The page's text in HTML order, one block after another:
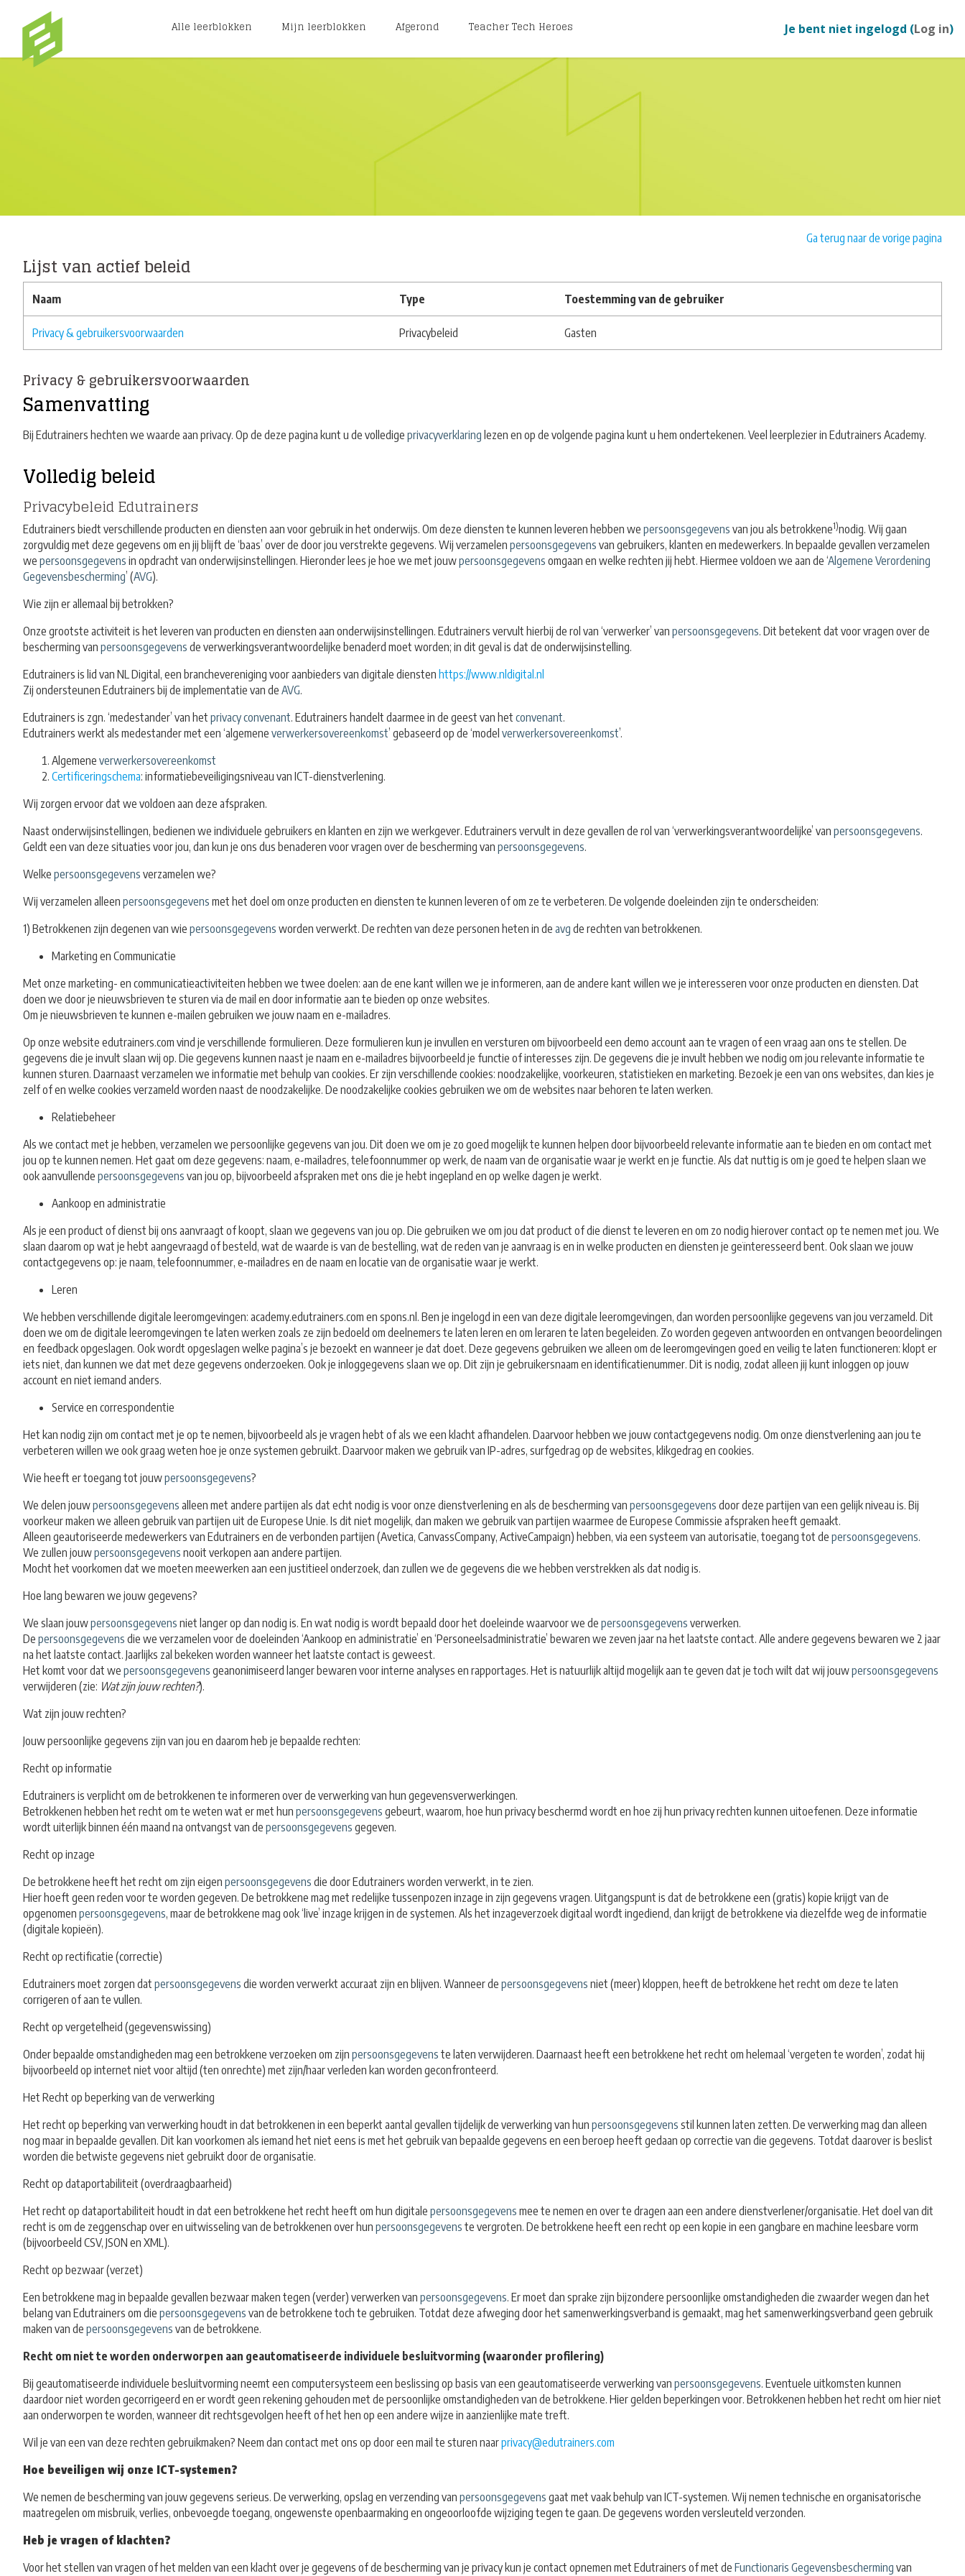
Ga naar hoofdinhoud
Alle leerblokken Mijn leerblokken Afgerond Teacher Tech Heroes Je bent niet ingelogd (Log in)
Ga terug naar de vorige pagina
Lijst van actief beleid
Naam Type Toestemming van de gebruiker
Privacy & gebruikersvoorwaarden Privacybeleid Gasten
Privacy & gebruikersvoorwaarden
Samenvatting
Bij Edutrainers hechten we waarde aan privacy. Op de deze pagina kunt u de volledige privacyverklaring lezen en op de volgende pagina kunt u hem ondertekenen. Veel leerplezier in Edutrainers Academy.
Volledig beleid
Privacybeleid Edutrainers
Edutrainers biedt verschillende producten en diensten aan voor gebruik in het onderwijs. Om deze diensten te kunnen leveren hebben we persoonsgegevens van jou als betrokkene1)nodig. Wij gaan
zorgvuldig met deze gegevens om en jij blijft de ‘baas’ over de door jou verstrekte gegevens. Wij verzamelen persoonsgegevens van gebruikers, klanten en medewerkers. In bepaalde gevallen verzamelen
we persoonsgegevens in opdracht van onderwijsinstellingen. Hieronder lees je hoe we met jouwpersoonsgegevens omgaan en welke rechten jij hebt. Hiermee voldoen we aan de ‘Algemene Verordening
Gegevensbescherming’ (AVG).
Wie zijn er allemaal bij betrokken?
Onze grootste activiteit is het leveren van producten en diensten aan onderwijsinstellingen. Edutrainers vervult hierbij de rol van ‘verwerker’ van persoonsgegevens. Dit betekent dat voor vragen over de
bescherming van persoonsgegevens de verwerkingsverantwoordelijke benaderd moet worden; in dit geval is dat de onderwijsinstelling.
Edutrainers is lid van NL Digital, een branchevereniging voor aanbieders van digitale diensten https://www.nldigital.nl
Zij ondersteunen Edutrainers bij de implementatie van de AVG.
Edutrainers is zgn. ‘medestander’ van het privacy convenant. Edutrainers handelt daarmee in de geest van het convenant.
Edutrainers werkt als medestander met een ‘algemene verwerkersovereenkomst’ gebaseerd op de ‘model verwerkersovereenkomst’.
Algemene verwerkersovereenkomst
Certificeringschema: informatiebeveiligingsniveau van ICT-dienstverlening.
Wij zorgen ervoor dat we voldoen aan deze afspraken.
Naast onderwijsinstellingen, bedienen we individuele gebruikers en klanten en zijn we werkgever. Edutrainers vervult in deze gevallen de rol van ‘verwerkingsverantwoordelijke’ van persoonsgegevens.
Geldt een van deze situaties voor jou, dan kun je ons dus benaderen voor vragen over de bescherming van persoonsgegevens.
Welke persoonsgegevens verzamelen we?
Wij verzamelen alleen persoonsgegevens met het doel om onze producten en diensten te kunnen leveren of om ze te verbeteren. De volgende doeleinden zijn te onderscheiden:
1) Betrokkenen zijn degenen van wie persoonsgegevens worden verwerkt. De rechten van deze personen heten in de avg de rechten van betrokkenen.
Marketing en Communicatie
Met onze marketing- en communicatieactiviteiten hebben we twee doelen: aan de ene kant willen we je informeren, aan de andere kant willen we je interesseren voor onze producten en diensten. Dat
doen we door je nieuwsbrieven te sturen via de mail en door informatie aan te bieden op onze websites.
Om je nieuwsbrieven te kunnen e-mailen gebruiken we jouw naam en e-mailadres.
Op onze website edutrainers.com vind je verschillende formulieren. Deze formulieren kun je invullen en versturen om bijvoorbeeld een demo account aan te vragen of een vraag aan ons te stellen. De
gegevens die je invult slaan wij op. Die gegevens kunnen naast je naam en e-mailadres bijvoorbeeld je functie of interesses zijn. De gegevens die je invult hebben we nodig om jou relevante informatie te
kunnen sturen. Daarnaast verzamelen we informatie met behulp van cookies. Er zijn verschillende cookies: noodzakelijke, voorkeuren, statistieken en marketing. Bezoek je een van ons websites, dan kies je
zelf of en welke cookies verzameld worden naast de noodzakelijke. De noodzakelijke cookies gebruiken we om de websites naar behoren te laten werken.
Relatiebeheer
Als we contact met je hebben, verzamelen we persoonlijke gegevens van jou. Dit doen we om je zo goed mogelijk te kunnen helpen door bijvoorbeeld relevante informatie aan te bieden en om contact met
jou op te kunnen nemen. Het gaat om deze gegevens: naam, e-mailadres, telefoonnummer op werk, de naam van de organisatie waar je werkt en je functie. Als dat nuttig is om je goed te helpen slaan we
ook aanvullende persoonsgegevens van jou op, bijvoorbeeld afspraken met ons die je hebt ingepland en op welke dagen je werkt.
Aankoop en administratie
Als je een product of dienst bij ons aanvraagt of koopt, slaan we gegevens van jou op. Die gebruiken we om jou dat product of die dienst te leveren en om zo nodig hierover contact op te nemen met jou. We
slaan daarom op wat je hebt aangevraagd of besteld, wat de waarde is van de bestelling, wat de reden van je aanvraag is en in welke producten en diensten je geïnteresseerd bent. Ook slaan we jouw
contactgegevens op: je naam, telefoonnummer, e-mailadres en de naam en locatie van de organisatie waar je werkt.
Leren
We hebben verschillende digitale leeromgevingen: academy.edutrainers.com en spons.nl. Ben je ingelogd in een van deze digitale leeromgevingen, dan worden persoonlijke gegevens van jou verzameld. Dit
doen we om de digitale leeromgevingen te laten werken zoals ze zijn bedoeld om deelnemers te laten leren en om leraren te laten begeleiden. Zo worden gegeven antwoorden en ontvangen beoordelingen
en feedback opgeslagen. Ook wordt opgeslagen welke pagina’s je bezoekt en wanneer je dat doet. Deze gegevens gebruiken we alleen om de leeromgevingen goed en veilig te laten functioneren: klopt er
iets niet, dan kunnen we dat met deze gegevens onderzoeken. Ook je inloggegevens slaan we op. Dit zijn je gebruikersnaam en identificatienummer. Dit is nodig, zodat alleen jij kunt inloggen op jouw
account en niet iemand anders.
Service en correspondentie
Het kan nodig zijn om contact met je op te nemen, bijvoorbeeld als je vragen hebt of als we een klacht afhandelen. Daarvoor hebben we jouw contactgegevens nodig. Om onze dienstverlening aan jou te
verbeteren willen we ook graag weten hoe je onze systemen gebruikt. Daarvoor maken we gebruik van IP-adres, surfgedrag op de websites, klikgedrag en cookies.
Wie heeft er toegang tot jouwpersoonsgegevens?
We delen jouwpersoonsgegevens alleen met andere partijen als dat echt nodig is voor onze dienstverlening en als de bescherming van persoonsgegevens door deze partijen van een gelijk niveau is. Bij
voorkeur maken we alleen gebruik van partijen uit de Europese Unie. Is dit niet mogelijk, dan maken we gebruik van partijen waarmee de Europese Commissie afspraken heeft gemaakt.
Alleen geautoriseerde medewerkers van Edutrainers en de verbonden partijen (Avetica, CanvassCompany, ActiveCampaign) hebben, via een systeem van autorisatie, toegang tot de persoonsgegevens.
We zullen jouwpersoonsgegevens nooit verkopen aan andere partijen.
Mocht het voorkomen dat we moeten meewerken aan een justitieel onderzoek, dan zullen we de gegevens die we hebben verstrekken als dat nodig is.
Hoe lang bewaren we jouw gegevens?
We slaan jouwpersoonsgegevens niet langer op dan nodig is. En wat nodig is wordt bepaald door het doeleinde waarvoor we de persoonsgegevens verwerken.
De persoonsgegevens die we verzamelen voor de doeleinden ‘Aankoop en administratie’ en ‘Personeelsadministratie’ bewaren we zeven jaar na het laatste contact. Alle andere gegevens bewaren we 2 jaar
na het laatste contact. Jaarlijks zal bekeken worden wanneer het laatste contact is geweest.
Het komt voor dat we persoonsgegevens geanonimiseerd langer bewaren voor interne analyses en rapportages. Het is natuurlijk altijd mogelijk aan te geven dat je toch wilt dat wij jouwpersoonsgegevens
verwijderen (zie: Wat zijn jouw rechten?).
Wat zijn jouw rechten?
Jouw persoonlijke gegevens zijn van jou en daarom heb je bepaalde rechten:
Recht op informatie
Edutrainers is verplicht om de betrokkenen te informeren over de verwerking van hun gegevensverwerkingen.
Betrokkenen hebben het recht om te weten wat er met hun persoonsgegevens gebeurt, waarom, hoe hun privacy beschermd wordt en hoe zij hun privacy rechten kunnen uitoefenen. Deze informatie
wordt uiterlijk binnen één maand na ontvangst van de persoonsgegevens gegeven.
Recht op inzage
De betrokkene heeft het recht om zijn eigen persoonsgegevens die door Edutrainers worden verwerkt, in te zien.
Hier hoeft geen reden voor te worden gegeven. De betrokkene mag met redelijke tussenpozen inzage in zijn gegevens vragen. Uitgangspunt is dat de betrokkene een (gratis) kopie krijgt van de
opgenomen persoonsgegevens, maar de betrokkene mag ook ‘live’ inzage krijgen in de systemen. Als het inzageverzoek digitaal wordt ingediend, dan krijgt de betrokkene via diezelfde weg de informatie
(digitale kopieën).
Recht op rectificatie (correctie)
Edutrainers moet zorgen dat persoonsgegevens die worden verwerkt accuraat zijn en blijven. Wanneer de persoonsgegevens niet (meer) kloppen, heeft de betrokkene het recht om deze te laten
corrigeren of aan te vullen.
Recht op vergetelheid (gegevenswissing)
Onder bepaalde omstandigheden mag een betrokkene verzoeken om zijn persoonsgegevens te laten verwijderen. Daarnaast heeft een betrokkene het recht om helemaal ‘vergeten te worden’, zodat hij
bijvoorbeeld op internet niet voor altijd (ten onrechte) met zijn/haar verleden kan worden geconfronteerd.
Het Recht op beperking van de verwerking
Het recht op beperking van verwerking houdt in dat betrokkenen in een beperkt aantal gevallen tijdelijk de verwerking van hun persoonsgegevens stil kunnen laten zetten. De verwerking mag dan alleen
nog maar in bepaalde gevallen. Dit kan voorkomen als iemand het niet eens is met het gebruik van bepaalde gegevens en een beroep heeft gedaan op correctie van die gegevens. Totdat daarover is beslist
worden die betwiste gegevens niet gebruikt door de organisatie.
Recht op dataportabiliteit (overdraagbaarheid)
Het recht op dataportabiliteit houdt in dat een betrokkene het recht heeft om hun digitale persoonsgegevens mee te nemen en over te dragen aan een andere dienstverlener/organisatie. Het doel van dit
recht is om de zeggenschap over en uitwisseling van de betrokkenen over hun persoonsgegevens te vergroten. De betrokkene heeft een recht op een kopie in een gangbare en machine leesbare vorm
(bijvoorbeeld CSV, JSON en XML).
Recht op bezwaar (verzet)
Een betrokkene mag in bepaalde gevallen bezwaar maken tegen (verder) verwerken van persoonsgegevens. Er moet dan sprake zijn bijzondere persoonlijke omstandigheden die zwaarder wegen dan het
belang van Edutrainers om die persoonsgegevens van de betrokkene toch te gebruiken. Totdat deze afweging door het samenwerkingsverband is gemaakt, mag het samenwerkingsverband geen gebruik
maken van de persoonsgegevens van de betrokkene.
Recht om niet te worden onderworpen aan geautomatiseerde individuele besluitvorming (waaronder profilering)
Bij geautomatiseerde individuele besluitvorming neemt een computersysteem een beslissing op basis van een geautomatiseerde verwerking van persoonsgegevens. Eventuele uitkomsten kunnen
daardoor niet worden gecorrigeerd en er wordt geen rekening gehouden met de persoonlijke omstandigheden van de betrokkene. Hier gelden beperkingen voor. Betrokkenen hebben het recht om hier niet
aan onderworpen te worden, wanneer dit rechtsgevolgen heeft of het hen op een andere wijze in aanzienlijke mate treft.
Wil je van een van deze rechten gebruikmaken? Neem dan contact met ons op door een mail te sturen naarprivacy@edutrainers.com
Hoe beveiligen wij onze ICT-systemen?
We nemen de bescherming van jouw gegevens serieus. De verwerking, opslag en verzending van persoonsgegevens gaat met vaak behulp van ICT-systemen. Wij nemen technische en organisatorische
maatregelen om misbruik, verlies, onbevoegde toegang, ongewenste openbaarmaking en ongeoorloofde wijziging tegen te gaan. De gegevens worden versleuteld verzonden.
Heb je vragen of klachten?
Voor het stellen van vragen of het melden van een klacht over je gegevens of de bescherming van je privacy kun je contact opnemen met Edutrainers of met de Functionaris Gegevensbescherming van